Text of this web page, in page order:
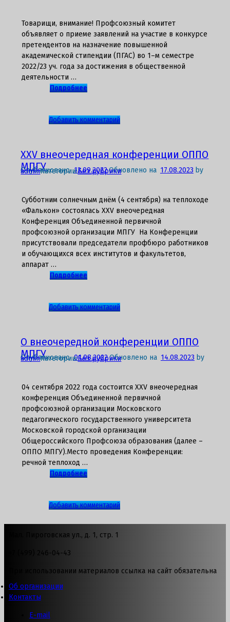
для
членов
Профсоюза
Товарищи, внимание! Профсоюзный комитет
объявляет о приеме заявлений на участие в конкурсе
претендентов на назначение повышенной
академической стипендии (ПГАС) во 1–м семестре
2022/23 уч. года за достижения в общественной
деятельности …
Подробнее
Добавить комментарийк
комитет
объявляет
о
заявлений
на
участие
конкурсе
претендентов
стипендии
XXV внеочередная конференции ОППО
МПГУ
Опубликовано 13.09.2022 Обновлено на 17.08.2023 by
adminКатегории:Без рубрики
Субботним солнечным днём (4 сентября) на теплоходе
«Фалькон» состоялась XXV внеочередная
Конференция Объединенной первичной
профсоюзной организации МПГУ На Конференции
присутствовали председатели профбюро работников
и обучающихся всех институтов и факультетов,
аппарат …
Подробнее
Добавить комментарийк
внеочередная
конференции
ОППО
О внеочередной конференции ОППО
МПГУ
Опубликовано 01.08.2022 Обновлено на 14.08.2023 by
adminКатегории:Без рубрики
04 сентября 2022 года состоится XXV внеочередная
конференция Объединенной первичной
профсоюзной организации Московского
педагогического государственного университета
Московской городской организации
Общероссийского Профсоюза образования (далее –
ОППО МПГУ).Место проведения Конференции:
речной теплоход …
Подробнее
Добавить комментарийк
О
МПГУ
Мал. Пироговская ул., д. 1, стр. 1
+7 (499) 246-04-43
При использовании материалов ссылка на сайт обязательна
Об организации
Контакты
E-mail